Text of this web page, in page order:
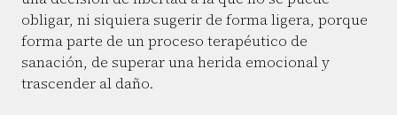
obligar, ni siquiera sugerir de forma ligera, porque
forma parte de un proceso terapéutico de
sanación, de superar una herida emocional y
trascender al daño.